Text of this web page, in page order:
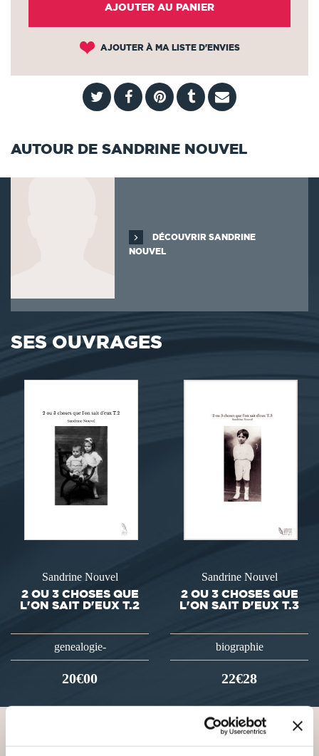
AJOUTER AU PANIER
AJOUTER À MA LISTE D'ENVIES
AUTOUR DE SANDRINE NOUVEL
DÉCOUVRIR SANDRINE
NOUVEL
SES OUVRAGES
Sandrine Nouvel
2 OU 3 CHOSES QUE
L'ON SAIT D'EUX T.2
genealogie-
20€00
Sandrine Nouvel
2 OU 3 CHOSES QUE
L'ON SAIT D'EUX T.3
biographie
22€28